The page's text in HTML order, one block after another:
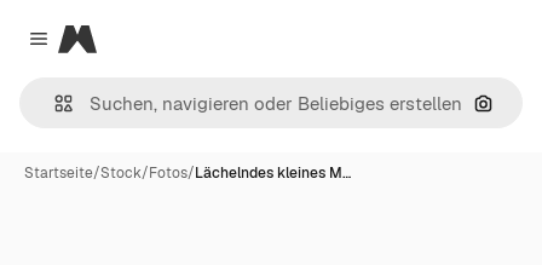
Close menu
Magnific
Nach
Startseite/Stock/Fotos/Lächelndes kleines M…